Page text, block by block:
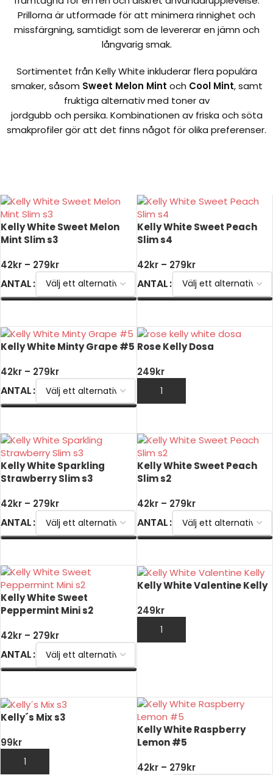
Prillorna är utformade för att minimera rinnighet och
missfärgning, samtidigt som de levererar en jämn och
långvarig smak.
Sortimentet från Kelly White inkluderar flera populära
smaker, såsom Sweet Melon Mint och Cool Mint, samt
fruktiga alternativ med toner av
jordgubb och persika. Kombinationen av friska och söta
smakprofiler gör att det finns något för olika preferenser.
Kelly White Sweet Melon
Mint Slim s3
42kr – 279kr
ANTAL
Kelly White Sweet Peach
Slim s4
42kr – 279kr
ANTAL
Kelly White Minty Grape #5
42kr – 279kr
ANTAL
Rose Kelly Dosa
249kr
LÄGG TILL I VARUKORG
Kelly White Sparkling
Strawberry Slim s3
42kr – 279kr
ANTAL
Kelly White Sweet Peach
Slim s2
42kr – 279kr
ANTAL
Kelly White Sweet
Peppermint Mini s2
42kr – 279kr
ANTAL
Kelly White Valentine Kelly
249kr
LÄGG TILL I VARUKORG
Kelly´s Mix s3
99kr
LÄGG TILL I VARUKORG
Kelly White Raspberry
Lemon #5
42kr – 279kr